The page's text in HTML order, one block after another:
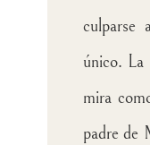
único. La
mira
padre de